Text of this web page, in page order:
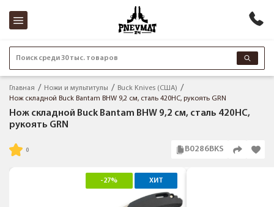
Поиск среди 30 тыс. товаров
Главная Ножи и мультитулы
Buck Knives (США)
Нож складной Buck Bantam BHW 9,2 см, сталь 420HC, рукоять GRN
Нож складной Buck Bantam BHW 9,2 см, сталь 420HC,
рукоять GRN
B0286BKS
-27% ХИТ